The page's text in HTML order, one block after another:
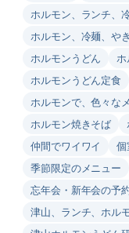
ホルモン、ランチ、
ホルモン、冷麺、や
ホルモンうどん
ホルモンうどん定食
ホルモンで、色々な
ホルモン焼きそば
仲間でワイワイ
個
季節限定のメニュー
忘年会・新年会の予
津山、ランチ、ホルモ